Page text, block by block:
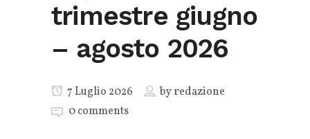
trimestre giugno
– agosto 2026
7 Luglio 2026 byredazione
0 comments